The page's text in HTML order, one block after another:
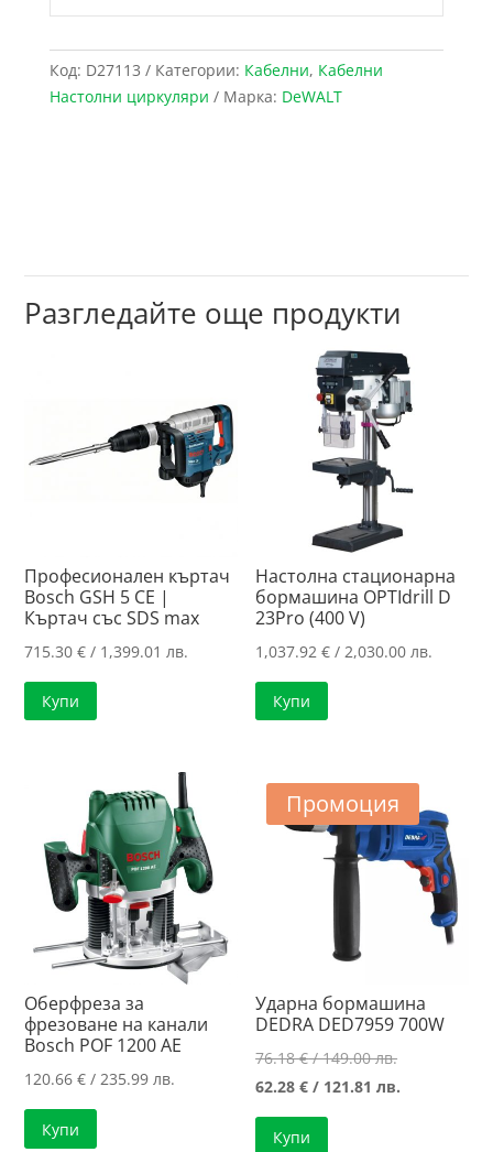
Код: D27113 Категории: Кабелни, Кабелни
Настолни циркуляри
Марка: DeWALT
Разгледайте още продукти
Професионален къртач
Bosch GSH 5 CE |
Къртач със SDS max
715.30€ / 1,399.01 лв.
Купи
Настолна стационарна
бормашина OPTIdrill D
23Pro (400 V)
1,037.92€ / 2,030.00 лв.
Купи
Оберфреза за
фрезоване на канали
Bosch POF 1200 AE
120.66€ / 235.99 лв.
Купи
Промоция
Ударна бормашина
DEDRA DED7959 700W
76.18€/ 149.00 лв.Original
price
62.28€ / 121.81 лв.
Купи